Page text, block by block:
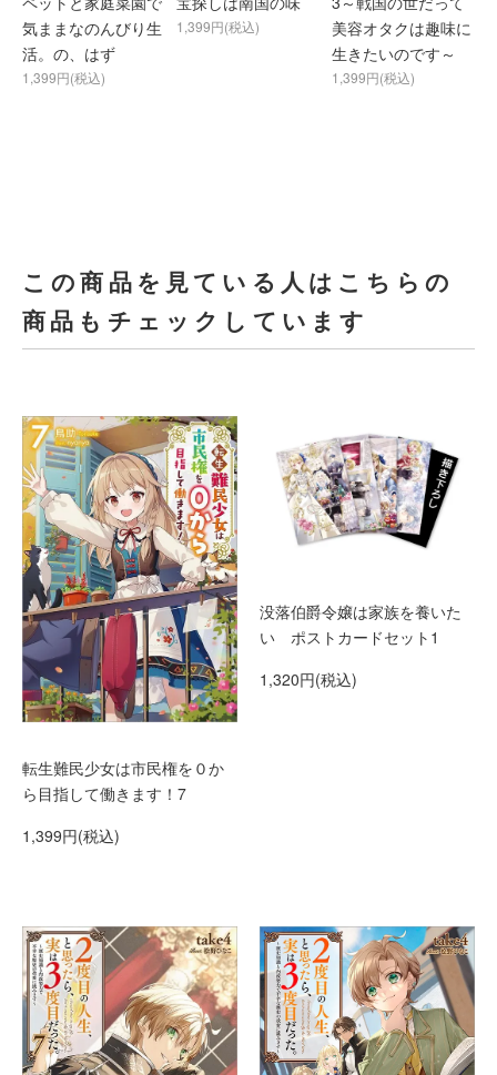
気ままなのんびり生
活。の、はず
1,399円(税込)
1,399円(税込)
美容オタクは趣味に
生きたいのです～
1,399円(税込)
この商品を見ている人はこちらの
商品もチェックしています
転生難民少女は市民権を０か
ら目指して働きます！7
1,399円(税込)
没落伯爵令嬢は家族を養いた
い ポストカードセット1
1,320円(税込)